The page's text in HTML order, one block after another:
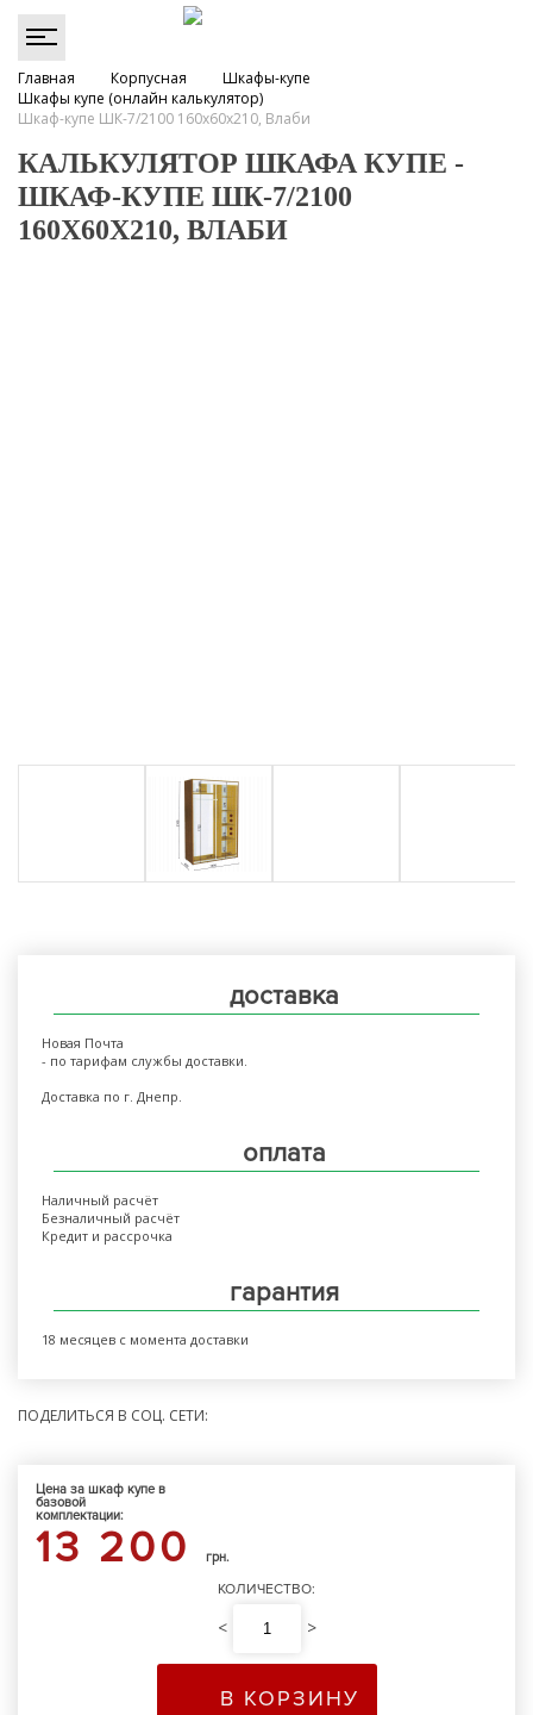
Главная Корпусная
Шкафы-купе
Шкафы купе (онлайн калькулятор)
Шкаф-купе ШК-7/2100 160х60х210, Влаби
КАЛЬКУЛЯТОР ШКАФА КУПЕ -
ШКАФ-КУПЕ ШК-7/2100
160Х60Х210, ВЛАБИ
доставка
Новая Почта
- по тарифам службы доставки.
Доставка по г. Днепр.
оплата
Наличный расчёт
Безналичный расчёт
Кредит и рассрочка
гарантия
18 месяцев с момента доставки
ПОДЕЛИТЬСЯ В СОЦ. СЕТИ:
Цена за шкаф купе в
базовой
комплектации:
13 200 грн.
КОЛИЧЕСТВО:
< >
В КОРЗИНУ